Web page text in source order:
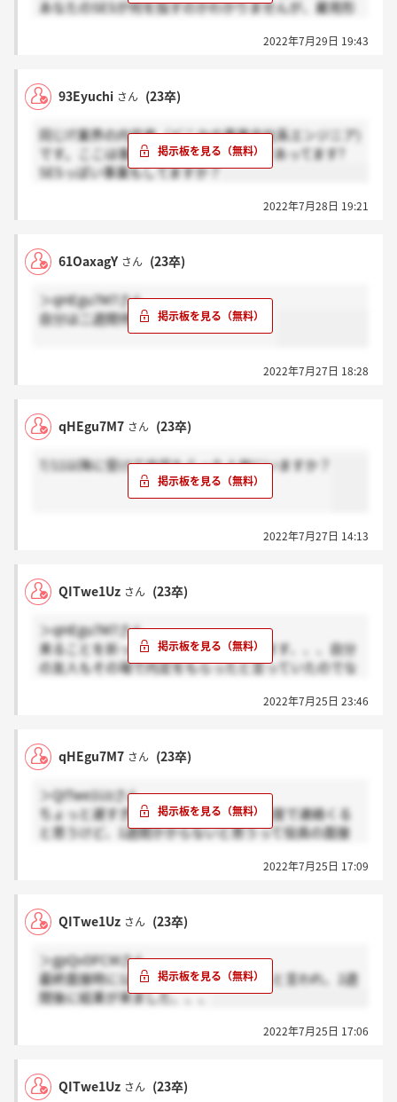
あなたのSESが何を指すのかわかりませんが、雇用形
SIerはSES事業がメインですよ
2022年7月29日 19:43
93Eyuchi さん (23卒)
同じIT業界の内定者（どこかの事業会社系エンジニア)
です。ここは客先常駐のSierって認識であってます?
SESっぽい事業もしてますか？
2022年7月28日 19:21
61OaxagY さん (23卒)
＞qHEgu7M7さん
自分は二週間待って内定連絡きました。
2022年7月27日 18:28
qHEgu7M7 さん (23卒)
7/11以降に受けて内定もらった人他にいますか？
2022年7月27日 14:13
QITwe1Uz さん (23卒)
＞qHEgu7M7さん
来ることを祈って待つしかないと思います、、、自分
の友人もその場で内定をもらったと言っていたのでな
2022年7月25日 23:46
qHEgu7M7 さん (23卒)
＞QITwe1Uzさん
ちょっと遅すぎですよね。私も1週間程度で連絡くる
と思うけど、1週間かからないと思うって役員の面接
ですが、待ってれば連絡来ますかね？（ ; ; ）過去の選
になります、、
2022年7月25日 17:09
QITwe1Uz さん (23卒)
＞gpQvDFCMさん
最終面接時に1週間程度で結果を伝えると言われ、2週
間後に結果が来ました、、、
2022年7月25日 17:06
QITwe1Uz さん (23卒)